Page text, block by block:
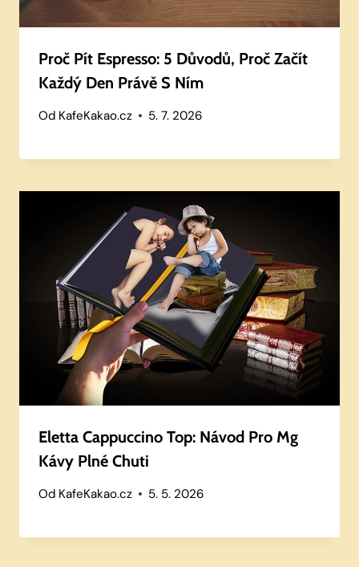
Proč Pít Espresso: 5 Důvodů, Proč Začít
Každý Den Právě S Ním
Od KafeKakao.cz 5. 7. 2026
Eletta Cappuccino Top: Návod Pro Mg
Kávy Plné Chuti
Od KafeKakao.cz 5. 5. 2026